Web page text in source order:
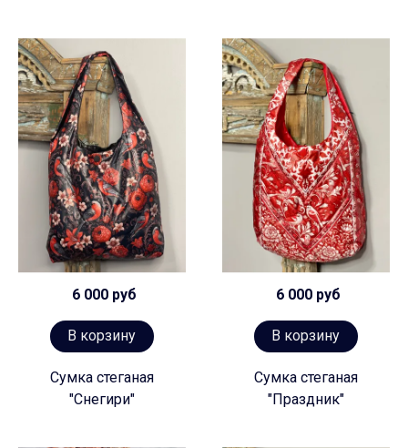
6 000 руб
В корзину
Сумка стеганая
"Снегири"
6 000 руб
В корзину
Сумка стеганая
"Праздник"